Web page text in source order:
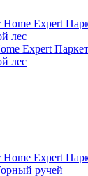
Expert
лес